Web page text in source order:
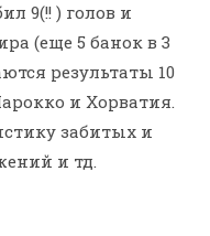
9(!! ) голов и
(еще 5 банок в 3
результаты 10
и Хорватия.
забитых и
и тд.